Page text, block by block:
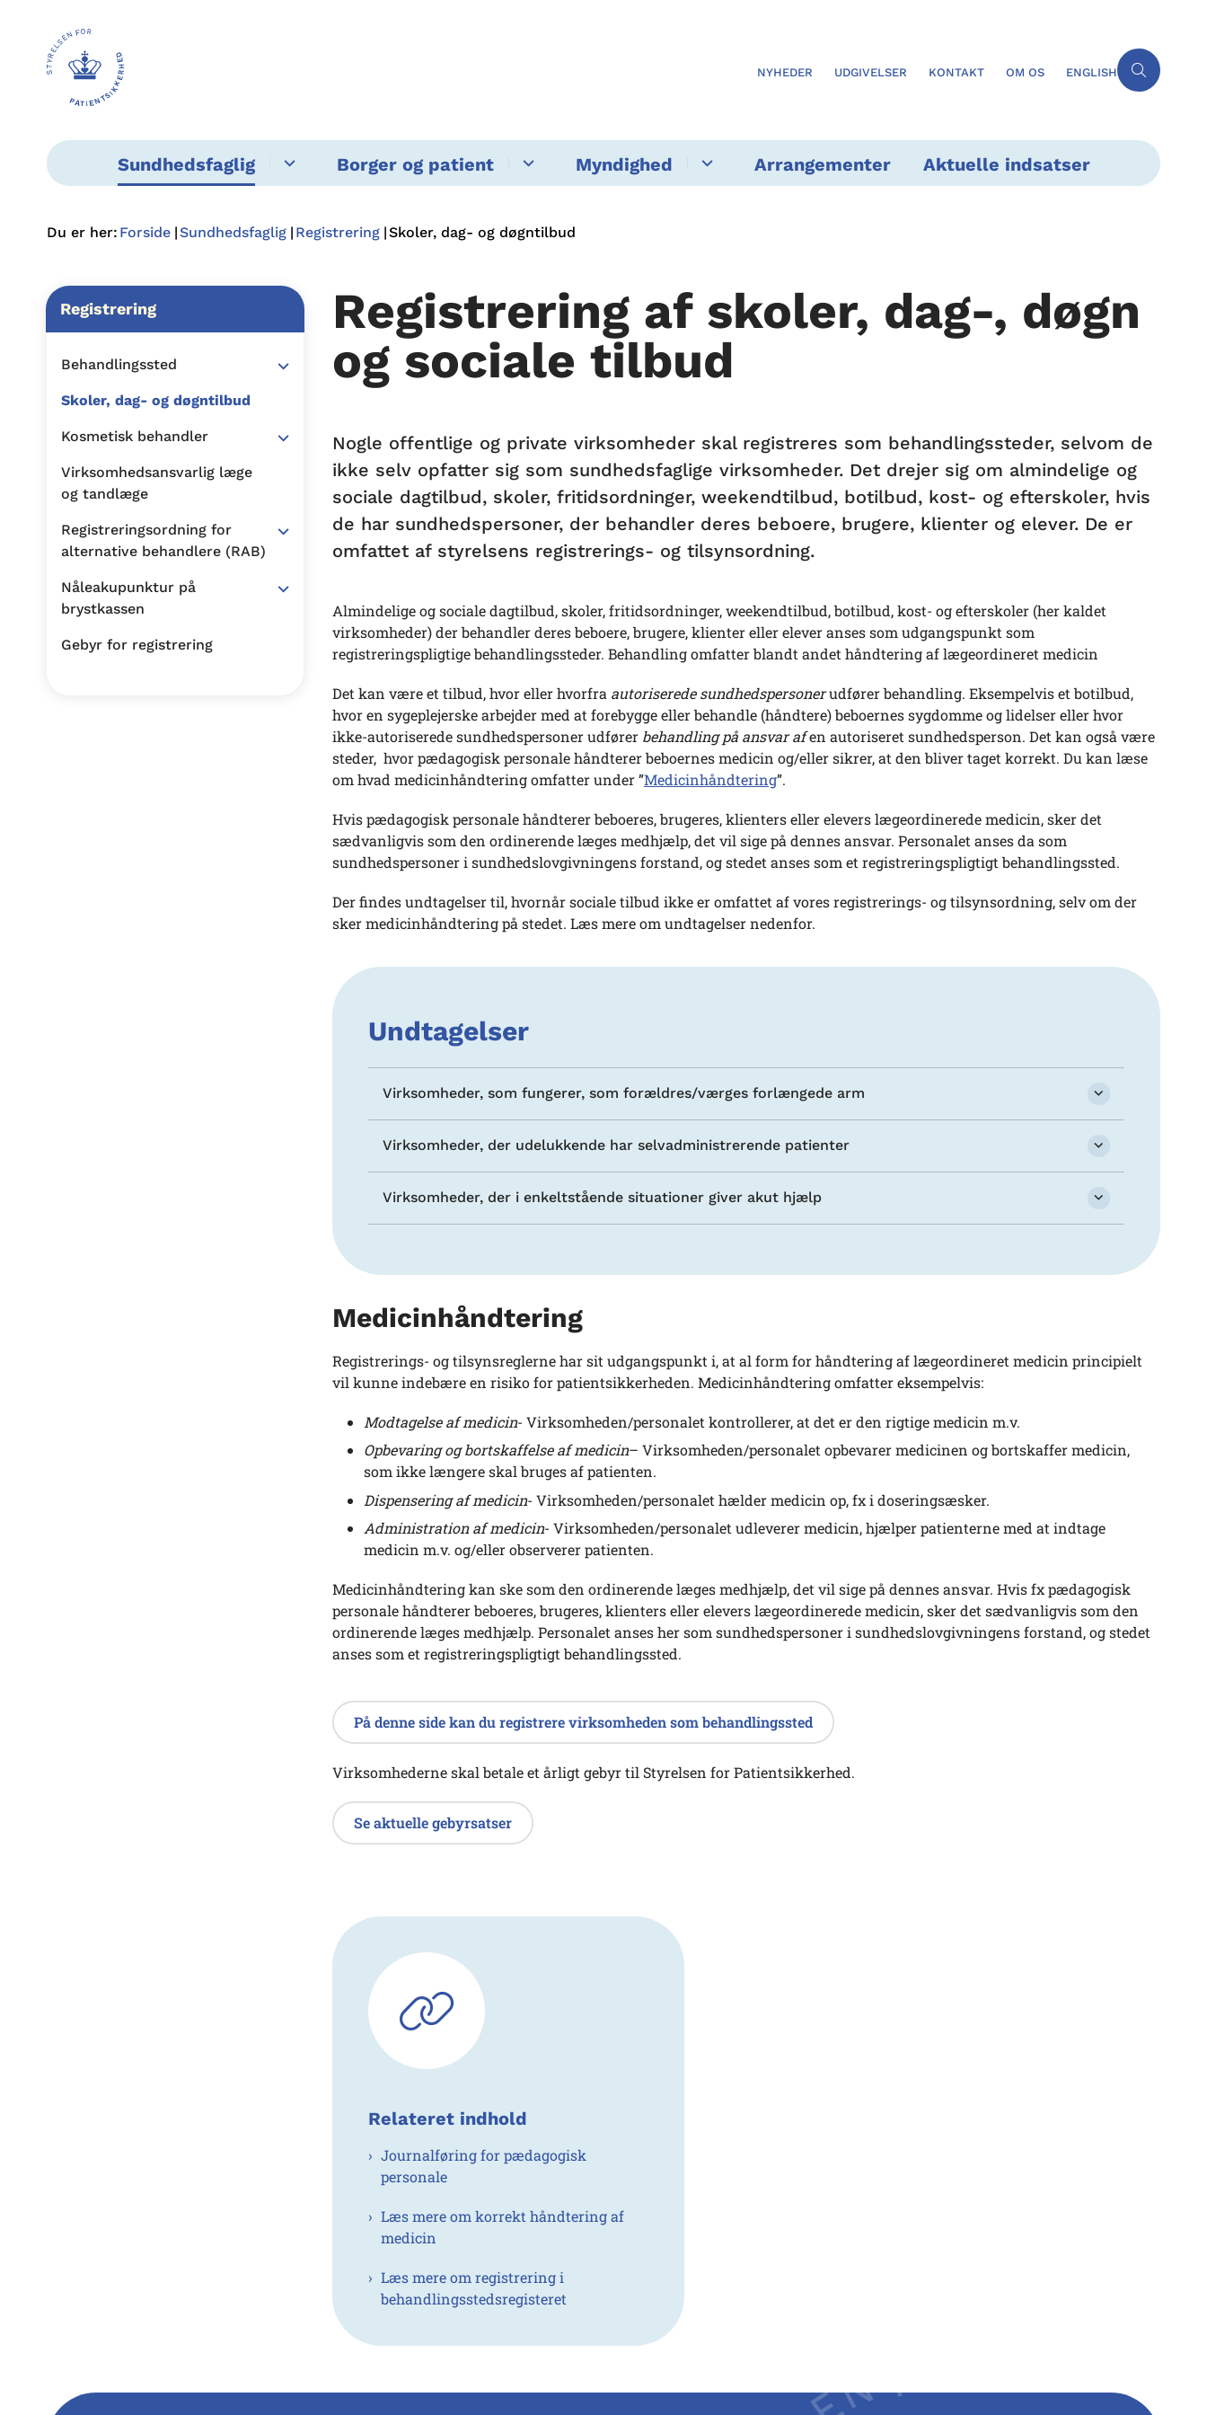
NYHEDER UDGIVELSER KONTAKT OM OS ENGLISH
Sundhedsfaglig Borger og patient Myndighed Arrangementer Aktuelle indsatser
Du er her: Forside Sundhedsfaglig Registrering Skoler, dag- og døgntilbud
Registrering
Behandlingssted
Skoler, dag- og døgntilbud
Kosmetisk behandler
Virksomhedsansvarlig læge
og tandlæge
Registreringsordning for
alternative behandlere (RAB)
Nåleakupunktur på
brystkassen
Gebyr for registrering
Registrering af skoler, dag-, døgn
og sociale tilbud
Nogle offentlige og private virksomheder skal registreres som behandlingssteder, selvom de
ikke selv opfatter sig som sundhedsfaglige virksomheder. Det drejer sig om almindelige og
sociale dagtilbud, skoler, fritidsordninger, weekendtilbud, botilbud, kost- og efterskoler, hvis
de har sundhedspersoner, der behandler deres beboere, brugere, klienter og elever. De er
omfattet af styrelsens registrerings- og tilsynsordning.
Almindelige og sociale dagtilbud, skoler, fritidsordninger, weekendtilbud, botilbud, kost- og efterskoler (her kaldet
virksomheder) der behandler deres beboere, brugere, klienter eller elever anses som udgangspunkt som
registreringspligtige behandlingssteder. Behandling omfatter blandt andet håndtering af lægeordineret medicin
Det kan være et tilbud, hvor eller hvorfra autoriserede sundhedspersonerudfører behandling. Eksempelvis et botilbud,
hvor en sygeplejerske arbejder med at forebygge eller behandle (håndtere) beboernes sygdomme og lidelser eller hvor
ikke-autoriserede sundhedspersoner udfører behandling på ansvar afen autoriseret sundhedsperson. Det kan også være
steder, hvor pædagogisk personale håndterer beboernes medicin og/eller sikrer, at den bliver taget korrekt. Du kan læse
om hvad medicinhåndtering omfatter under ”Medicinhåndtering”.
Hvis pædagogisk personale håndterer beboeres, brugeres, klienters eller elevers lægeordinerede medicin, sker det
sædvanligvis som den ordinerende læges medhjælp, det vil sige på dennes ansvar. Personalet anses da som
sundhedspersoner i sundhedslovgivningens forstand, og stedet anses som et registreringspligtigt behandlingssted.
Der findes undtagelser til, hvornår sociale tilbud ikke er omfattet af vores registrerings- og tilsynsordning, selv om der
sker medicinhåndtering på stedet. Læs mere om undtagelser nedenfor.
Undtagelser
Virksomheder, som fungerer, som forældres/værges forlængede arm
Virksomheder, der udelukkende har selvadministrerende patienter
Virksomheder, der i enkeltstående situationer giver akut hjælp
Medicinhåndtering
Registrerings- og tilsynsreglerne har sit udgangspunkt i, at al form for håndtering af lægeordineret medicin principielt
vil kunne indebære en risiko for patientsikkerheden. Medicinhåndtering omfatter eksempelvis:
Modtagelse af medicin- Virksomheden/personalet kontrollerer, at det er den rigtige medicin m.v.
Opbevaring og bortskaffelse af medicin– Virksomheden/personalet opbevarer medicinen og bortskaffer medicin,
som ikke længere skal bruges af patienten.
Dispensering af medicin- Virksomheden/personalet hælder medicin op, fx i doseringsæsker.
Administration af medicin- Virksomheden/personalet udleverer medicin, hjælper patienterne med at indtage
medicin m.v. og/eller observerer patienten.
Medicinhåndtering kan ske som den ordinerende læges medhjælp, det vil sige på dennes ansvar. Hvis fx pædagogisk
personale håndterer beboeres, brugeres, klienters eller elevers lægeordinerede medicin, sker det sædvanligvis som den
ordinerende læges medhjælp. Personalet anses her som sundhedspersoner i sundhedslovgivningens forstand, og stedet
anses som et registreringspligtigt behandlingssted.
På denne side kan du registrere virksomheden som behandlingssted
Virksomhederne skal betale et årligt gebyr til Styrelsen for Patientsikkerhed.
Se aktuelle gebyrsatser
Relateret indhold
Journalføring for pædagogisk
personale
Læs mere om korrekt håndtering af
medicin
Læs mere om registrering i
behandlingsstedsregisteret